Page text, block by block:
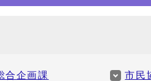
合企画課 市民